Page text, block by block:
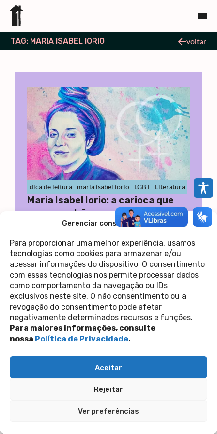
Gerenciar consentimento
Para proporcionar uma melhor experiência, usamos
tecnologias como cookies para armazenar e/ou
acessar informações do dispositivo. O consentimento
com essas tecnologias nos permite processar dados
como comportamento da navegação ou IDs
exclusivos neste site. O não consentimento ou a
revogação do consentimento pode afetar
negativamente determinados recursos e funções.
Para maiores informações, consulte
nossa Política de Privacidade.
Aceitar
Rejeitar
Ver preferências
TAG: MARIA ISABEL IORIO voltar
dica de leitura maria isabel iorio LGBT Literatura
Maria Isabel Iorio: a carioca que
rompe padrões e carrega o corpo
feminino com ousadia e inteligê...
Contato
Política de Privacidade
Perguntas Frequentes
copyright 2026
Inscreva-se na nossa newsletter
siga-nos nas redes sociais